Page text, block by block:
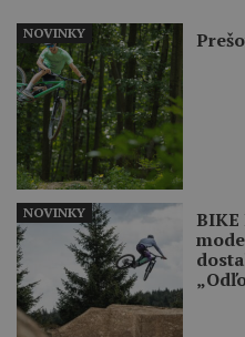
NOVINKY
NOVINKY